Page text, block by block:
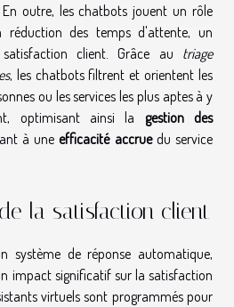
outre, les chatbots jouent un rôle
réduction des temps d'attente, un
client. Grâce au triage
, les chatbots filtrent et orientent les
ou les services les plus aptes à y
optimisant ainsi la gestion des
à uneefficacité accruedu service
la satisfaction client
système de réponse automatique,
impact significatif sur la satisfaction
virtuels sont programmés pour